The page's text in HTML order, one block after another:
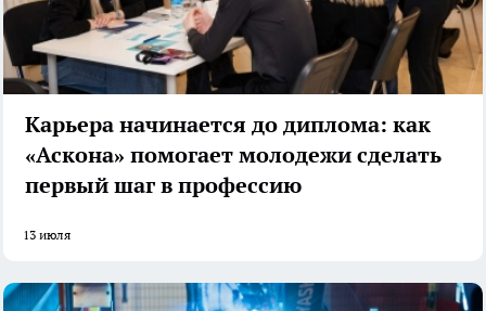
Карьера начинается до диплома: как
«Аскона» помогает молодежи сделать
первый шаг в профессию
13 июля